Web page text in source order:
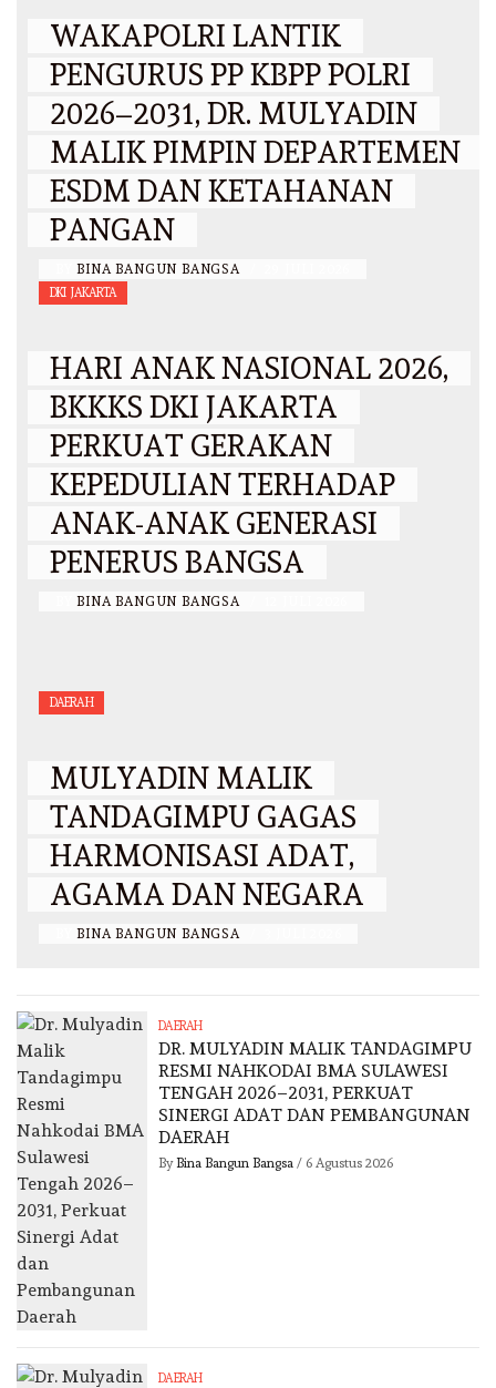
WAKAPOLRI LANTIK
PENGURUS PP KBPP POLRI
2026–2031, DR. MULYADIN
MALIK PIMPIN DEPARTEMEN
ESDM DAN KETAHANAN
PANGAN
BINA BANGUN BANGSA
DKI JAKARTA
HARI ANAK NASIONAL 2026,
BKKKS DKI JAKARTA
PERKUAT GERAKAN
KEPEDULIAN TERHADAP
ANAK-ANAK GENERASI
PENERUS BANGSA
BINA BANGUN BANGSA
DAERAH
MULYADIN MALIK
TANDAGIMPU GAGAS
HARMONISASI ADAT,
AGAMA DAN NEGARA
BINA BANGUN BANGSA
DAERAH
DR. MULYADIN MALIK TANDAGIMPU
RESMI NAHKODAI BMA SULAWESI
TENGAH 2026–2031, PERKUAT
SINERGI ADAT DAN PEMBANGUNAN
DAERAH
By Bina Bangun Bangsa/ 6 Agustus 2026
DAERAH